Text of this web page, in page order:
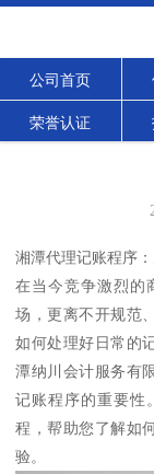
公司首页
荣誉认证
湘潭代理记账程序
在当今竞争激烈的
场，更离不开规范
如何处理好日常的
潭纳川会计服务有
记账程序的重要性
程，帮助您了解如
验。